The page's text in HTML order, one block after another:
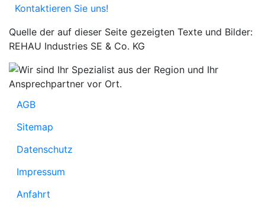
Kontaktieren Sie uns!
Quelle der auf dieser Seite gezeigten Texte und Bilder:
REHAU Industries SE & Co. KG
AGB
Sitemap
Datenschutz
Impressum
Anfahrt